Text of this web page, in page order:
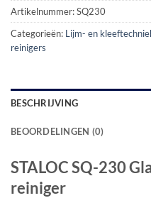
Artikelnummer:SQ230
Categorieën: Lijm- en
reinigers
BESCHRIJVING
BEOORDELINGEN (0)
STALOC SQ-230
reiniger